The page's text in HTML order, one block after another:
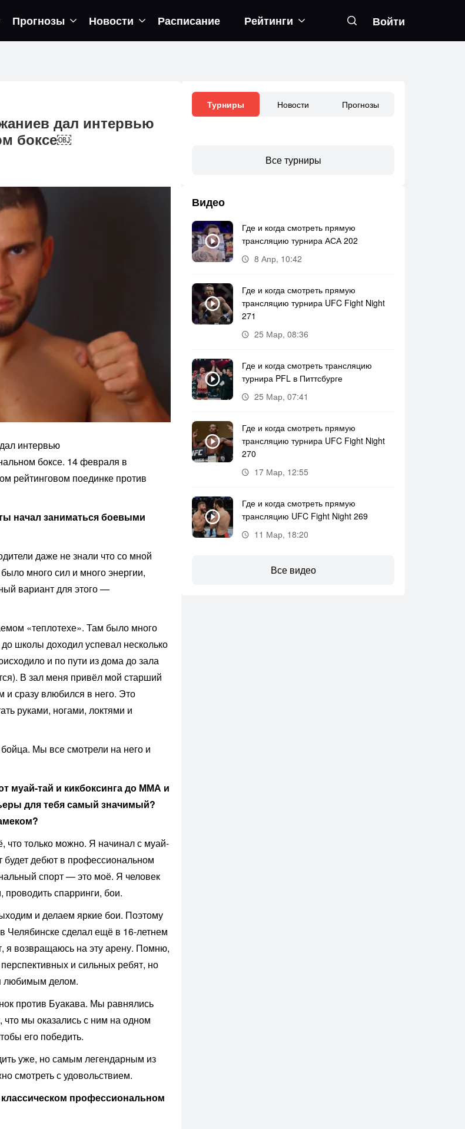
Прогнозы Новости Расписание Рейтинги Войти
дал интервью
боксе￼
интервью
боксе. 14 февраля в
рейтинговом поединке против
начал заниматься боевыми
даже не знали что со мной
много сил и много энергии,
вариант для этого —
«теплотехе». Там было много
школы доходил успевал несколько
и по пути из дома до зала
В зал меня привёл мой старший
и сразу влюбился в него. Это
руками, ногами, локтями и
Мы все смотрели на него и
муай-тай и кикбоксинга до ММА и
для тебя самый значимый?
что только можно. Я начинал с муай-
будет дебют в профессиональном
спорт — это моё. Я человек
спарринги, бои.
и делаем яркие бои. Поэтому
Челябинске сделал ещё в 16-летнем
я возвращаюсь на эту арену. Помню,
и сильных ребят, но
любимым делом.
против Буакава. Мы равнялись
что мы оказались с ним на одном
его победить.
уже, но самым легендарным из
смотреть с удовольствием.
профессиональном
Турниры Новости Прогнозы
Все турниры
Видео
Где и когда смотреть прямую
трансляцию турнира АСА 202
8 Апр, 10:42
Где и когда смотреть прямую
трансляцию турнира UFC Fight Night
271
25 Мар, 08:36
Где и когда смотреть трансляцию
турнира PFL в Питтсбурге
25 Мар, 07:41
Где и когда смотреть прямую
трансляцию турнира UFC Fight Night
270
17 Мар, 12:55
Где и когда смотреть прямую
трансляцию UFC Fight Night 269
11 Мар, 18:20
Все видео